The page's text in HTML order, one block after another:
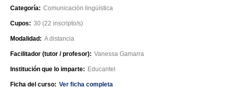
Categoría: Comunicación lingüística
Cupos: 30 (22 inscripto/s)
Modalidad: A distancia
Facilitador (tutor / profesor): Vanessa Gamarra
Institución que lo imparte: Educantel
Ficha del curso: Ver ficha completa